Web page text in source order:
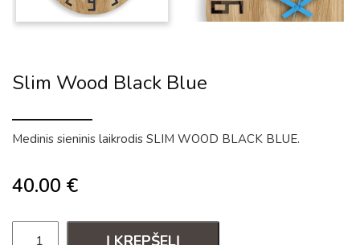
Slim Wood Black Blue
Medinis sieninis laikrodis SLIM WOOD BLACK BLUE.
40.00 €
Į KREPŠELĮ